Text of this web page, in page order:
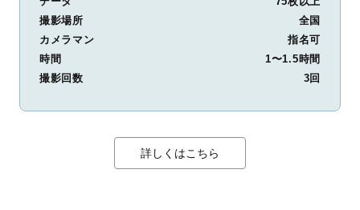
撮影場所
全国
カメラマン
指名可
時間
1〜1.5時間
撮影回数
3回
詳しくはこちら